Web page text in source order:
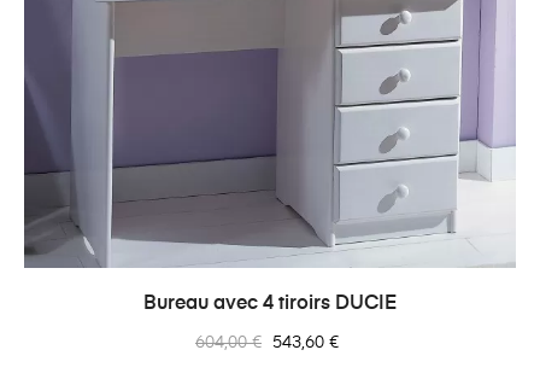
Bureau avec 4 tiroirs DUCIE
Prix
604,00 € Prix
543,60 €